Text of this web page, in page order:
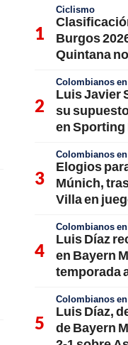
Ciclismo
Burgos
Quintana
Colombianos
Luis Javier
su
en
Colombianos
Elogios
Múnich,
Villa en
Colombianos
Luis Díaz
en Bayern
temporada
Colombianos
Luis Díaz,
de Bayern